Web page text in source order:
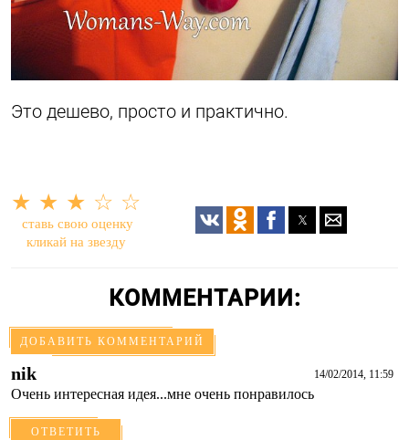
Это дешево, просто и практично.
★ ★ ★ ☆ ☆
ставь свою оценку
кликай на звезду
КОММЕНТАРИИ:
ДОБАВИТЬ КОММЕНТАРИЙ
nik 14/02/2014, 11:59
Очень интересная идея...мне очень понравилось
ОТВЕТИТЬ